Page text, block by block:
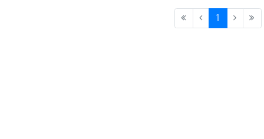
1 (current)